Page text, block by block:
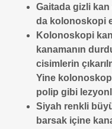
Gaitada gizli
da kolonoskopi
Kolonoskopi
kanamanın
cisimlerin
Yine
polip gibi
Siyah renkli
barsak içine